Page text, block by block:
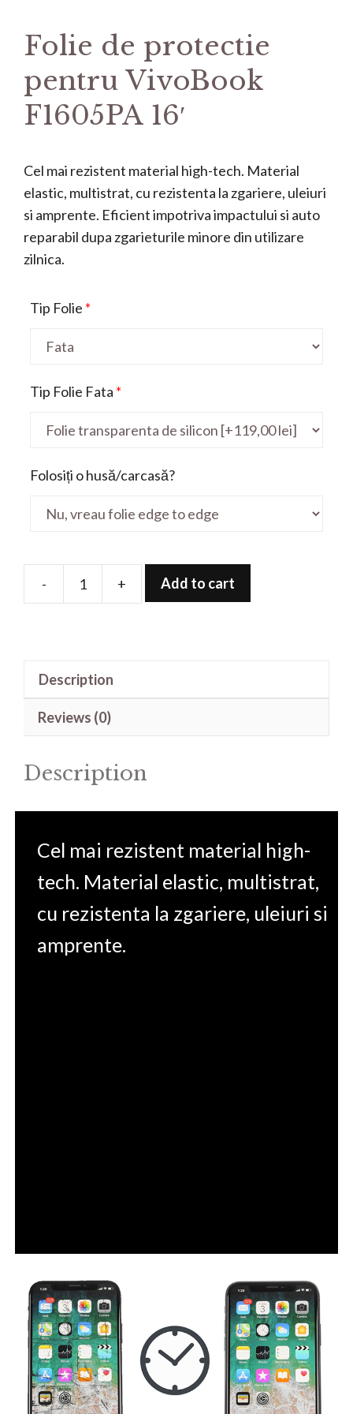
Folie de protectie
pentru VivoBook
F1605PA 16′
Cel mai rezistent material high-tech. Material
elastic, multistrat, cu rezistenta la zgariere, uleiuri
si amprente. Eficient impotriva impactului si auto
reparabil dupa zgarieturile minore din utilizare
zilnica.
Tip Folie *
Tip Folie Fata *
Folosiți o husă/carcasă?
-
Folie
+ Add to cart
Description
Reviews (0)
Description
Cel mai rezistent material high-
tech. Material elastic, multistrat,
cu rezistenta la zgariere, uleiuri si
amprente.